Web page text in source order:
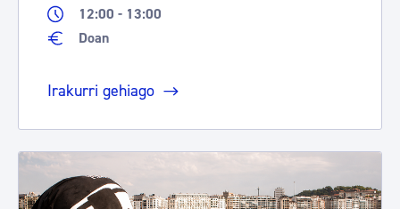
12:00 - 13:00
Doan
Irakurri gehiago